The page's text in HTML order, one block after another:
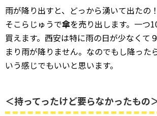
雨が降り出すと、どっから湧いて出たの
そこらじゅうで傘を売り出します。一つ
買えます。西安は特に雨の日が少なくて
まり雨が降りません。なのでもし降った
いう感じでもいいと思います。
＜持ってったけど要らなかったもの